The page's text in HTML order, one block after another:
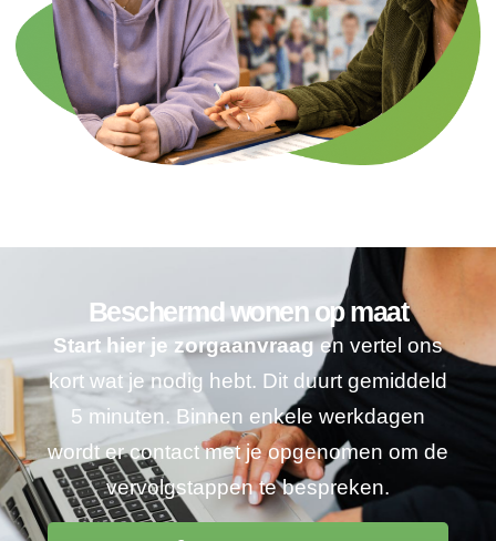
Beschermd wonen op maat
Start hier je zorgaanvraagen vertel ons
kort wat je nodig hebt. Dit duurt gemiddeld
5 minuten. Binnen enkele werkdagen
wordt er contact met je opgenomen om de
vervolgstappen te bespreken.